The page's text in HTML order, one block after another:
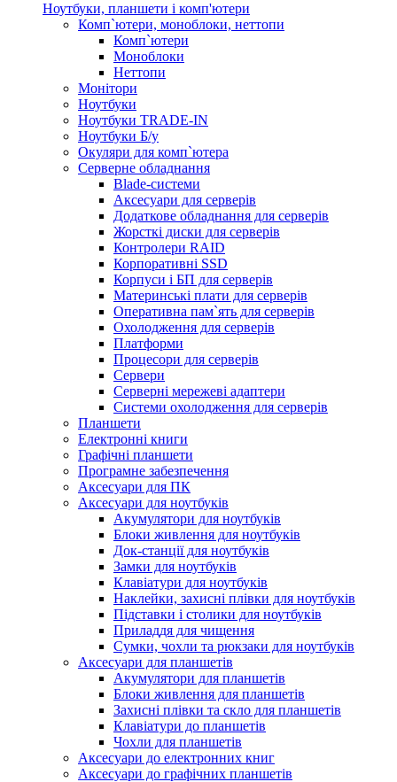
Ноутбуки, планшети і комп'ютери
Комп`ютери, моноблоки, неттопи
Комп`ютери
Моноблоки
Неттопи
Монітори
Ноутбуки
Ноутбуки TRADE-IN
Ноутбуки Б/у
Окуляри для комп`ютера
Серверне обладнання
Blade-системи
Аксесуари для серверів
Додаткове обладнання для серверів
Жорсткі диски для серверів
Контролери RAID
Корпоративні SSD
Корпуси і БП для серверів
Материнські плати для серверів
Оперативна пам`ять для серверів
Охолодження для серверів
Платформи
Процесори для серверів
Сервери
Серверні мережеві адаптери
Системи охолодження для серверів
Планшети
Електронні книги
Графічні планшети
Програмне забезпечення
Аксесуари для ПК
Аксесуари для ноутбуків
Акумулятори для ноутбуків
Блоки живлення для ноутбуків
Док-станції для ноутбуків
Замки для ноутбуків
Клавіатури для ноутбуків
Наклейки, захисні плівки для ноутбуків
Підставки і столики для ноутбуків
Приладдя для чищення
Сумки, чохли та рюкзаки для ноутбуків
Аксесуари для планшетів
Акумулятори для планшетів
Блоки живлення для планшетів
Захисні плівки та скло для планшетів
Клавіатури до планшетів
Чохли для планшетів
Аксесуари до електронних книг
Аксесуари дo графічних планшетів